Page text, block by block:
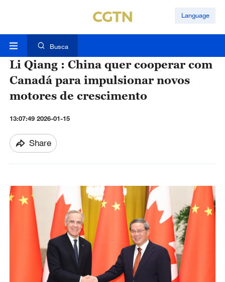
Language
Busca
Li Qiang : China quer cooperar com
Canadá para impulsionar novos
motores de crescimento
13:07:49 2026-01-15
Share